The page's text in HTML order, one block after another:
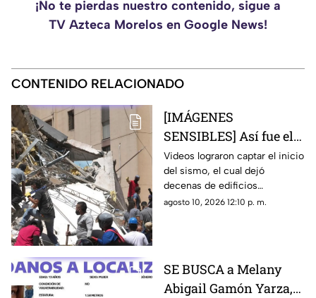
¡No te pierdas nuestro contenido, sigue a
TV Azteca Morelos en Google News!
CONTENIDO RELACIONADO
[IMÁGENES
SENSIBLES] Así fue el
devastador terremoto
de 7.4 que dejó al
menos 71 muertos en
Colombia
Videos lograron captar el inicio
del sismo, el cual dejó
decenas de edificios
colapsados y momentos de
agosto 10, 2026 12:10 p. m.
SE BUSCA a Melany
Abigail Gamón Yarza,